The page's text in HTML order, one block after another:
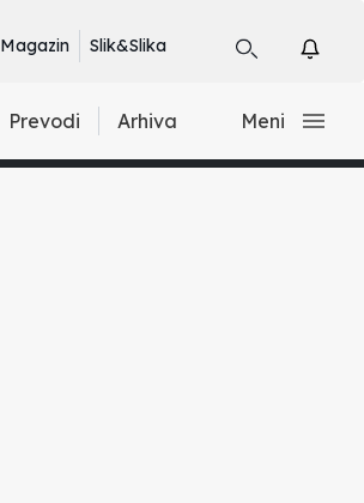
Magazin Slik&Slika
Prevodi Arhiva Meni